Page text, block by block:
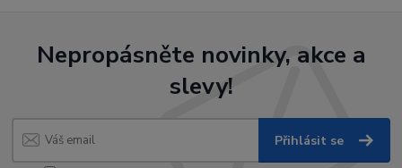
Nepropásněte novinky, akce a
slevy!
Přihlásit se